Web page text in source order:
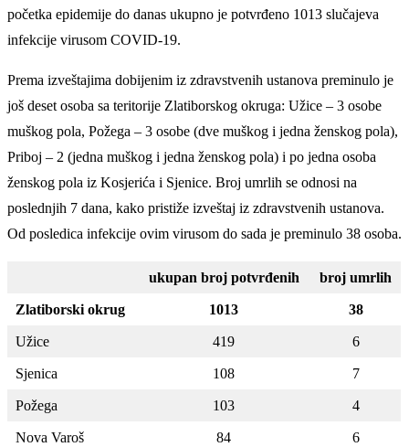
početka epidemije do danas ukupno je potvrđeno 1013 slučajeva
infekcije virusom COVID-19.
Prema izveštajima dobijenim iz zdravstvenih ustanova preminulo je
još deset osoba sa teritorije Zlatiborskog okruga: Užice – 3 osobe
muškog pola, Požega – 3 osobe (dve muškog i jedna ženskog pola),
Priboj – 2 (jedna muškog i jedna ženskog pola) i po jedna osoba
ženskog pola iz Kosjerića i Sjenice. Broj umrlih se odnosi na
poslednjih 7 dana, kako pristiže izveštaj iz zdravstvenih ustanova.
Od posledica infekcije ovim virusom do sada je preminulo 38 osoba.
ukupan broj potvrđenih broj umrlih
Zlatiborski okrug 1013 38
Užice 419 6
Sjenica 108 7
Požega 103 4
Nova Varoš 84 6